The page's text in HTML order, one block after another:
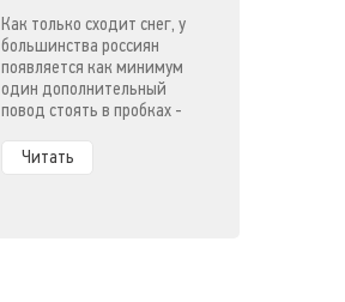
Как только сходит снег, у
большинства россиян
появляется как минимум
один дополнительный
повод стоять в пробках -
Читать